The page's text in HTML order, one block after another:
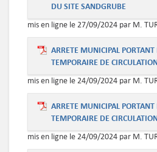
DU SITE SANDGRUBE
mis en ligne le 27/09/2024 par M.
ARRETE MUNICIPAL
TEMPORAIRE DE
mis en ligne le 24/09/2024 par M.
ARRETE MUNICIPAL
TEMPORAIRE DE
mis en ligne le 24/09/2024 par M.